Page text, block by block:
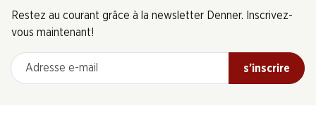
Restez au courant grâce à la newsletter Denner. Inscrivez-
vous maintenant!
Adresse e-mail
s’inscrire